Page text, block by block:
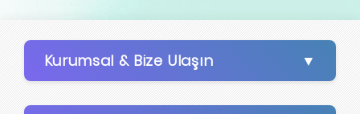
Kurumsal & Bize Ulaşın